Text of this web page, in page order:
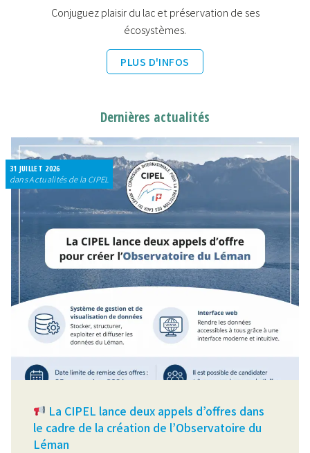
Conjuguez plaisir du lac et préservation de ses
écosystèmes.
PLUS D'INFOS
Dernières actualités
31 JUILLET 2026
dans Actualités de la CIPEL
La CIPEL lance deux appels d’offres dans
le cadre de la création de l’Observatoire du
Léman